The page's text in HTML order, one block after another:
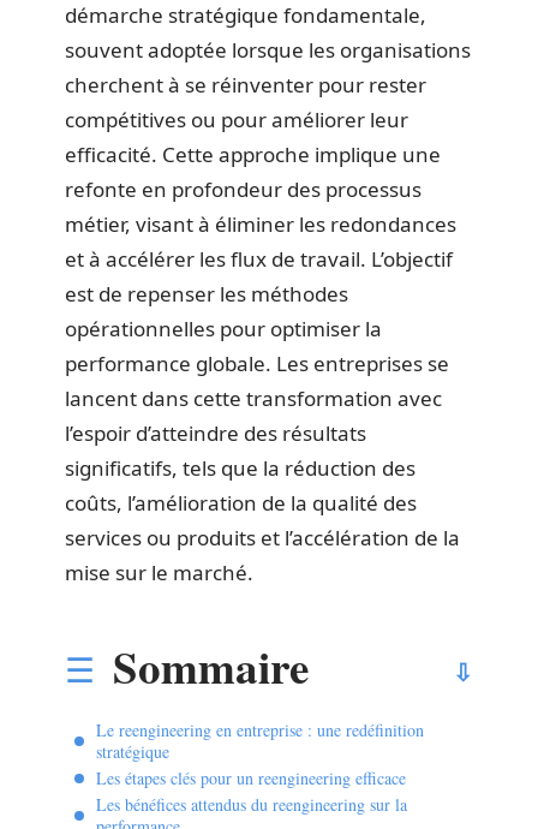
démarche stratégique fondamentale,
souvent adoptée lorsque les organisations
cherchent à se réinventer pour rester
compétitives ou pour améliorer leur
efficacité. Cette approche implique une
refonte en profondeur des processus
métier, visant à éliminer les redondances
et à accélérer les flux de travail. L’objectif
est de repenser les méthodes
opérationnelles pour optimiser la
performance globale. Les entreprises se
lancent dans cette transformation avec
l’espoir d’atteindre des résultats
significatifs, tels que la réduction des
coûts, l’amélioration de la qualité des
services ou produits et l’accélération de la
mise sur le marché.
Sommaire
Le reengineering en entreprise : une redéfinition
stratégique
Les étapes clés pour un reengineering efficace
Les bénéfices attendus du reengineering sur la